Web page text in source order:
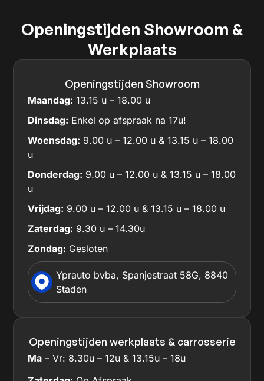
Openingstijden Showroom &
Werkplaats
Openingstijden Showroom
Maandag: 13.15 u – 18.00 u
Dinsdag: Enkel op afspraak na 17u!
Woensdag: 9.00 u – 12.00 u & 13.15 u – 18.00
u
Donderdag: 9.00 u – 12.00 u & 13.15 u – 18.00
u
Vrijdag: 9.00 u – 12.00 u & 13.15 u – 18.00 u
Zaterdag: 9.30 u – 14.30u
Zondag: Gesloten
Yprauto bvba, Spanjestraat 58G, 8840
Staden
Openingstijden werkplaats & carrosserie
Ma – Vr: 8.30u – 12u & 13.15u – 18u